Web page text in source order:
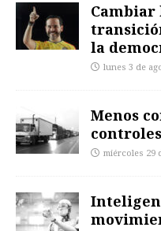
Cambiar
la
lunes 3 de
Menos
controles
miércoles 29